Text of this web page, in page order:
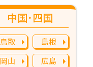
中国･四国
鳥取
島根
岡山
広島